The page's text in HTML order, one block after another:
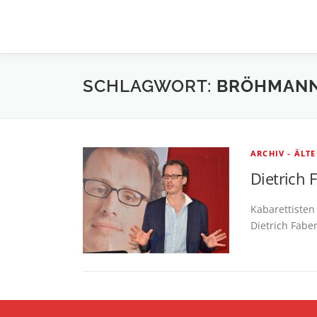
SCHLAGWORT:
ARCHIV -
Dietrich
Dietrich